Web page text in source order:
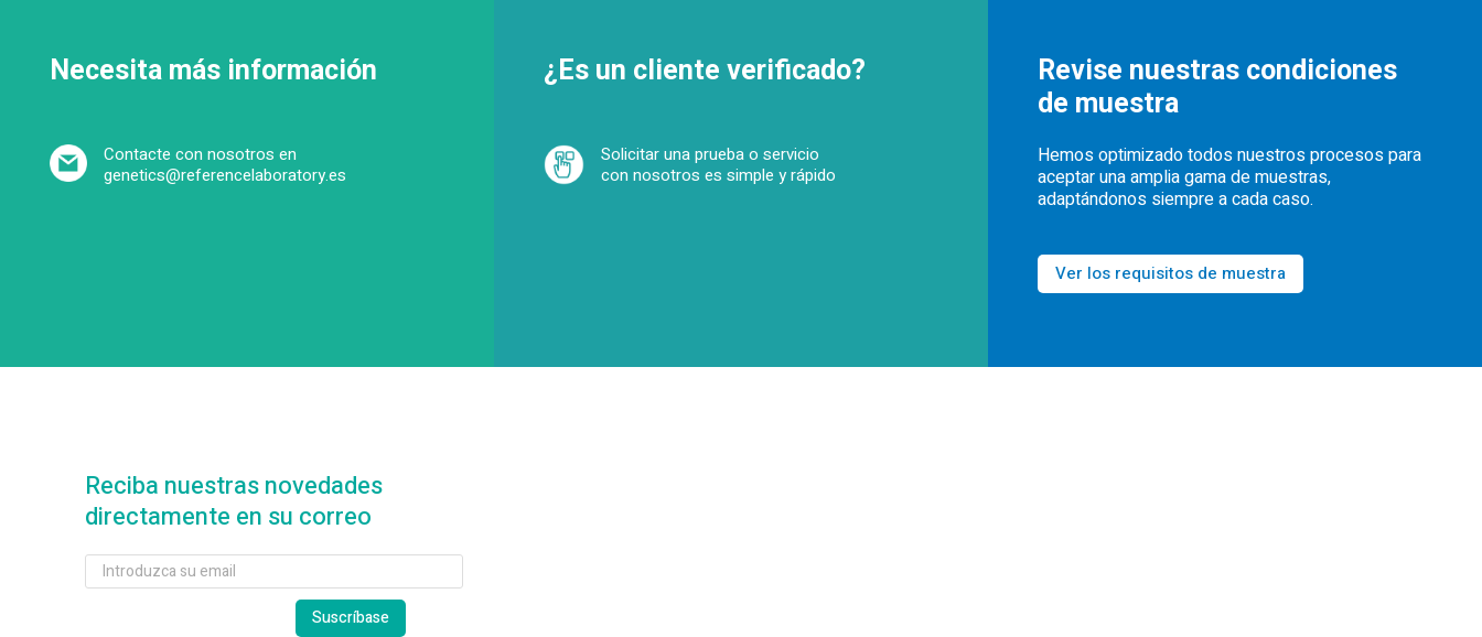
Necesita más información ¿Es un cliente verificado?
Revise nuestras condiciones
de muestra
Contacte con nosotros en
genetics@referencelaboratory.es
Solicitar una prueba o servicio
con nosotros es simple y rápido
Hemos optimizado todos nuestros procesos para
aceptar una amplia gama de muestras,
adaptándonos siempre a cada caso.
Ver los requisitos de muestra
Reciba nuestras novedades
directamente en su correo